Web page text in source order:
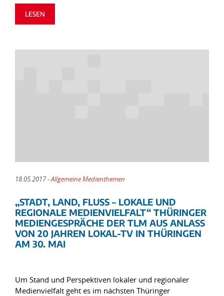
LESEN
18.05.2017 -Allgemeine Medienthemen
„STADT, LAND, FLUSS – LOKALE UND
REGIONALE MEDIENVIELFALT“ THÜRINGER
MEDIENGESPRÄCHE DER TLM AUS ANLASS
VON 20 JAHREN LOKAL-TV IN THÜRINGEN
AM 30. MAI
Um Stand und Perspektiven lokaler und regionaler
Medienvielfalt geht es im nächsten Thüringer